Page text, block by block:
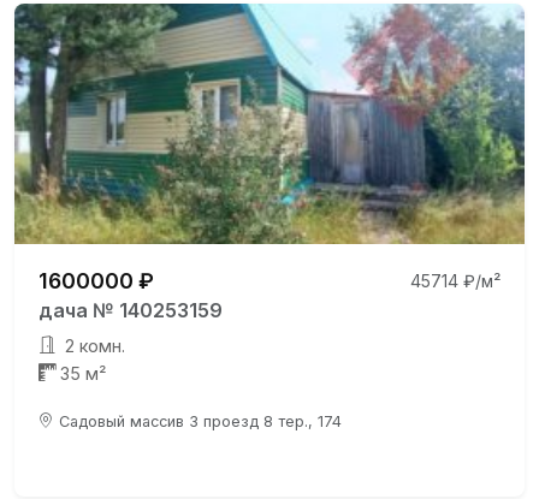
1600000 ₽ 45714 ₽/м²
дача № 140253159
2 комн.
35 м²
Садовый массив 3 проезд 8 тер., 174